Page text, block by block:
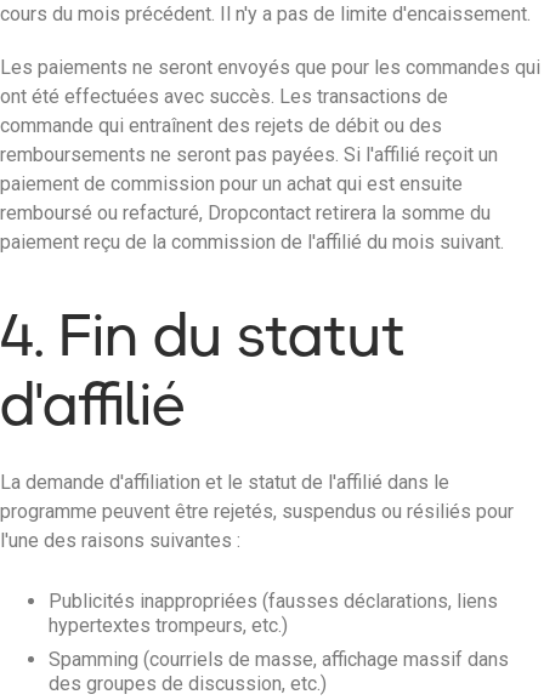
cours du mois précédent. Il n'y a pas de limite d'encaissement.
Les paiements ne seront envoyés que pour les commandes qui
ont été effectuées avec succès. Les transactions de
commande qui entraînent des rejets de débit ou des
remboursements ne seront pas payées. Si l'affilié reçoit un
paiement de commission pour un achat qui est ensuite
remboursé ou refacturé, Dropcontact retirera la somme du
paiement reçu de la commission de l'affilié du mois suivant.
4. Fin du statut
d'affilié
La demande d'affiliation et le statut de l'affilié dans le
programme peuvent être rejetés, suspendus ou résiliés pour
l'une des raisons suivantes :
Publicités inappropriées (fausses déclarations, liens
hypertextes trompeurs, etc.)
Spamming (courriels de masse, affichage massif dans
des groupes de discussion, etc.)